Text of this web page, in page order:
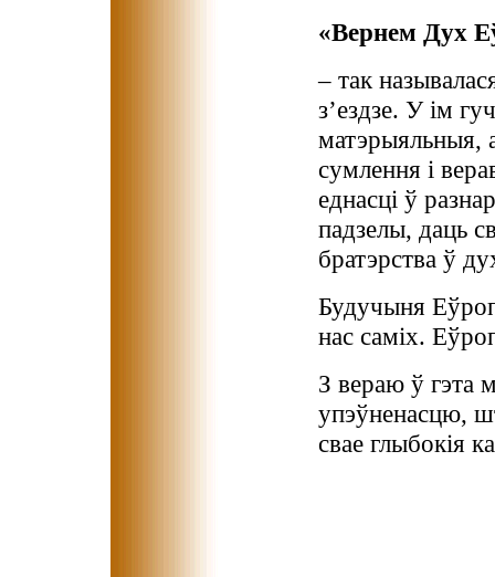
«Вернем Дух
– так
з’ездзе. У ім
матэрыяльныя,
сумлення і
еднасці ў
падзелы, даць
братэрства ў
Будучыня
нас саміх.
З вераю ў гэта
упэўненасцю,
свае глыбокія